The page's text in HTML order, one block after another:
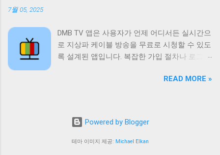
적으로 업데이트와 개선을 진행하고 있습니다.
티비위키는 무료로 제공되는 다양한 콘텐츠 외
에도 사용자에게 최적화된 시청 환경을 제공하
기 위해 노력합니다. 사용자 인터페이스는 직관
적이고 사용하기 쉽게 설계되어 있으며 다양한
로 개선하고 있습니다. 티비위키는 단순한 TV
제공하는 엔터테인먼트 플랫폼으로 자리매김하
방송 시청 기능은 물론 다시보기 기능도 제공하
여 놓친 방송을 언제든지 다시 볼 수 있습니다.
왕티비 다시보기는 사용자들에게 다양한 엔터
에 많은 사랑을 받고 있습니다. 사용자들은 이
의 콘텐츠를 제공하여 사용자들의 다양한 취향
용자들에게 즐거움과 편리함을 동시에 제공하
7월 05, 2025
DMB TV 앱은 사용자가 언제 어디서든 실시간으
로 지상파 케이블 방송을 무료로 시청할 수 있도
록 설계된 앱입니다. 복잡한 가입 절차나 로그인
송 채널은 물론 다양한 케이블 채널과 DMB 채널
이 시청할 수 있도록 최적화되어 있으며 사용자
인터페이스가 직관적이고 간단하여 누구나 쉽
게 이용할 수 있습니다. 이 앱은 바쁜 일상 속에
READ MORE »
Powered by Blogger
테마 이미지 제공: Michael Elkan